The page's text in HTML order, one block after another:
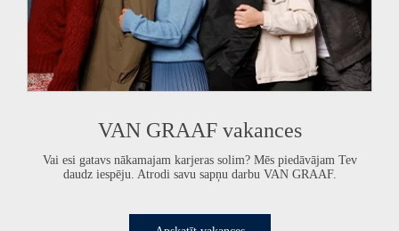
VAN GRAAFvakances
Vai esi gatavs nākamajam karjeras solim? Mēs piedāvājam Tev
daudz iespēju. Atrodi savu sapņu darbu VAN GRAAF.